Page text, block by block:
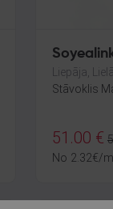
Liepāja,
Stāvoklis
51.00 €
No 2.32€/